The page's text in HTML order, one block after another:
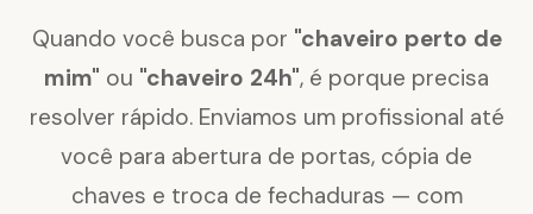
Quando você busca por "chaveiro perto de
mim" ou "chaveiro 24h", é porque precisa
resolver rápido. Enviamos um profissional até
você para abertura de portas, cópia de
chaves e troca de fechaduras — com